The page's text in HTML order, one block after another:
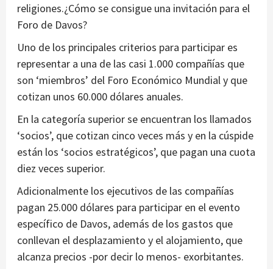
religiones.¿Cómo se consigue una invitación para el
Foro de Davos?
Uno de los principales criterios para participar es
representar a una de las casi 1.000 compañías que
son ‘miembros’ del Foro Económico Mundial y que
cotizan unos 60.000 dólares anuales.
En la categoría superior se encuentran los llamados
‘socios’, que cotizan cinco veces más y en la cúspide
están los ‘socios estratégicos’, que pagan una cuota
diez veces superior.
Adicionalmente los ejecutivos de las compañías
pagan 25.000 dólares para participar en el evento
específico de Davos, además de los gastos que
conllevan el desplazamiento y el alojamiento, que
alcanza precios -por decir lo menos- exorbitantes.